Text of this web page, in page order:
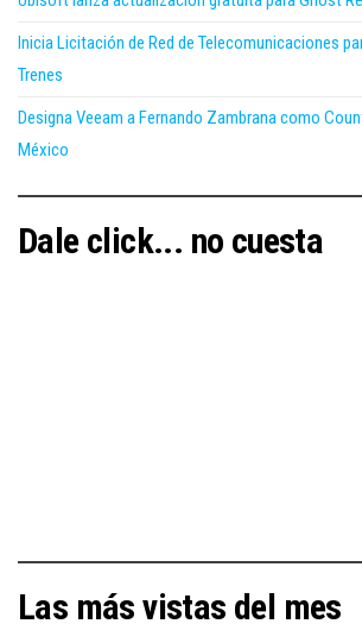
Inicia Licitación de Red de Telecomunicaciones
Trenes
Designa Veeam a Fernando Zambrana como
México
Dale click... no cuesta
Las más vistas del mes